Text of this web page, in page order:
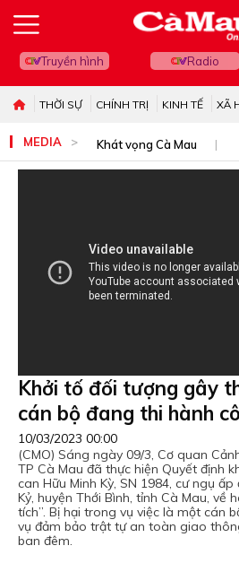
Truyền hình Radio
THỜI SỰ CHÍNH TRỊ KINH TẾ XÃ
MEDIA Khát vọng Cà Mau
Khởi tố đối tượng gây
cán bộ đang thi hành
10/03/2023 00:00
(CMO) Sáng ngày 09/3, Cơ quan
TP Cà Mau đã thực hiện Quyết định
can Hữu Minh Kỳ, SN 1984, cư ngụ
Kỷ, huyện Thới Bình, tỉnh Cà Mau, về
tích”. Bị hại trong vụ việc là một cán
vụ đảm bảo trật tự an toàn giao
ban đêm.